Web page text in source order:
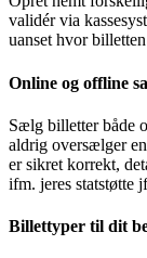
validér via
uanset hvor
Online og offline
Sælg billetter både
aldrig oversælger
er sikret korrekt,
ifm. jeres statstøtte
Billettyper til dit